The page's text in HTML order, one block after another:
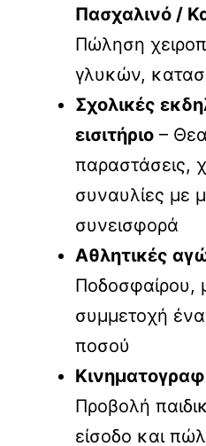
Πασχαλινό /
Πώληση
γλυκών,
Σχολικές
εισιτήριο –
παραστάσεις,
συναυλίες με
συνεισφορά
Αθλητικές
Ποδοσφαίρου,
συμμετοχή
ποσού
Προβολή
είσοδο και